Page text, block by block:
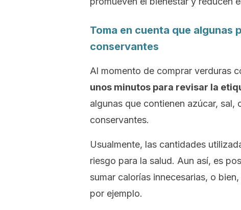
Toma en cuenta que algunas
conservantes
Al momento de comprar verduras
unos minutos para revisar la
algunas que contienen azúcar,
conservantes.
Usualmente, las cantidades
riesgo para la salud. Aun así, es
sumar calorías innecesarias, o
por ejemplo.